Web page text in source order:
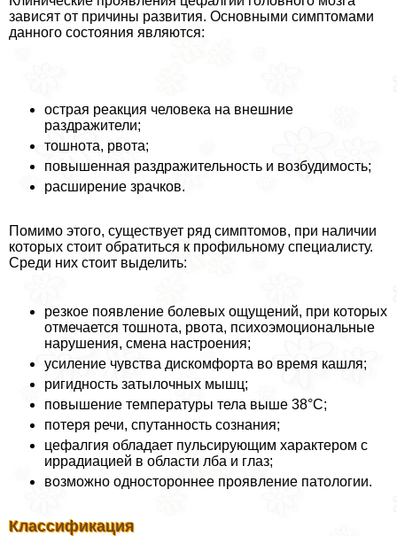
зависят от причины развития. Основными симптомами
данного состояния являются:
острая реакция человека на внешние
раздражители;
тошнота, рвота;
повышенная раздражительность и возбудимость;
расширение зрачков.
Помимо этого, существует ряд симптомов, при наличии
которых стоит обратиться к профильному специалисту.
Среди них стоит выделить:
резкое появление болевых ощущений, при которых
отмечается тошнота, рвота, психоэмоциональные
нарушения, смена настроения;
усиление чувства дискомфорта во время кашля;
ригидность затылочных мышц;
повышение температуры тела выше 38°C;
потеря речи, спyтaнность сознания;
цефалгия обладает пульсирующим хаpaктером с
иррадиацией в области лба и глаз;
возможно одностороннее проявление патологии.
Классификация